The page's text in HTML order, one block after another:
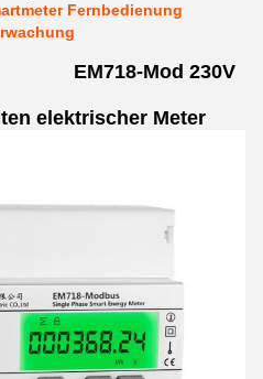
Fernbedienung
EM718-Mod 230V
elektrischer Meter